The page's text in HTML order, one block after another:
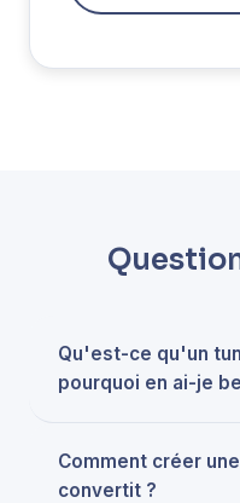
Qu'est-ce qu'un
pourquoi en ai-je
Comment créer
convertit ?